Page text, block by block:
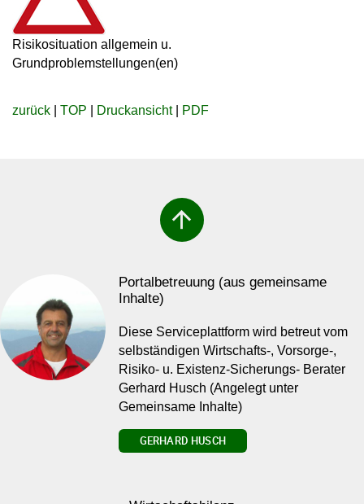
Risikosituation allgemein u.
Grundproblemstellungen(en)
zurück TOP Druckansicht| PDF
arrow_upward
Portalbetreuung (aus gemeinsame
Inhalte)
Diese Serviceplattform wird betreut vom
selbständigen Wirtschafts-, Vorsorge-,
Risiko- u. Existenz-Sicherungs- Berater
Gerhard Husch (Angelegt unter
Gemeinsame Inhalte)
GERHARD HUSCH